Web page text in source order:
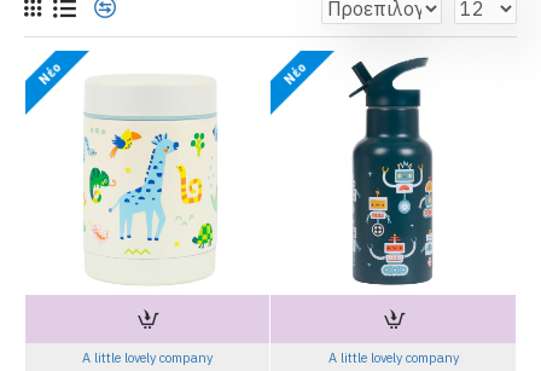
Νέο
A little lovely company
Νέο
A little lovely company